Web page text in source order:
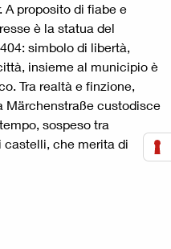
A proposito di fiabe e
è la statua del
simbolo di libertà,
insieme al municipio è
Tra realtà e finzione,
Märchenstraße custodisce
sospeso tra
che merita di